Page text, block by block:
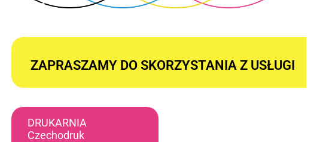
ZAPRASZAMY DO SKORZYSTANIA Z USŁUGI
DRUKARNIA
Czechodruk